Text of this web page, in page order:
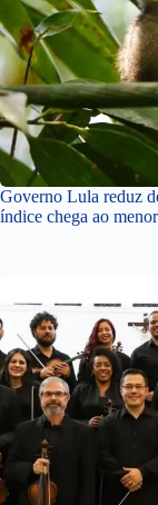
Governo Lula reduz
índice chega ao